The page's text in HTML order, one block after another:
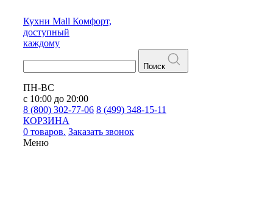
Кухни Mall Комфорт,
доступный
каждому
Поиск
ПН-ВС
с 10:00 до 20:00
8 (800) 302-77-06 8 (499) 348-15-11
КОРЗИНА
0 товаров. Заказать звонок
Меню